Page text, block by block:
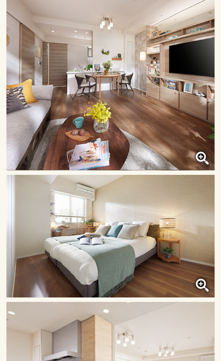
リビング・ダイニング・キッチン
クリックすると大きな画像で
ご覧いただけます。
洋室
クリックすると大きな画像で
ご覧いただけます。